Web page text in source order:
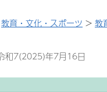
教育・文化・スポーツ > 教
和7(2025)年7月16日